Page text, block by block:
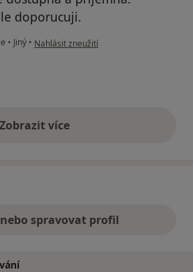
doporucuji.
• Jiný • podle názoru uživatele Klientka
Nahlásit zneužití
Zobrazit vícevýše uvedené názory
spravovat profil